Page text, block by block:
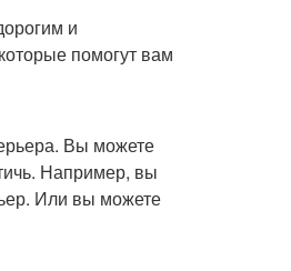
и
помогут вам
Вы можете
Например, вы
Или вы можете